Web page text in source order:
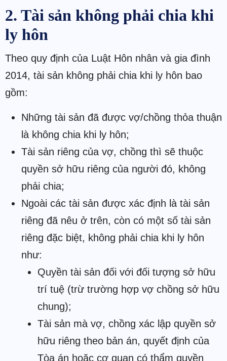
2. Tài sản không phải chia khi
ly hôn
Theo quy định của Luật Hôn nhân và gia đình
2014, tài sản không phải chia khi ly hôn bao
gồm:
Những tài sản đã được vợ/chồng thỏa thuận
là không chia khi ly hôn;
Tài sản riêng của vợ, chồng thì sẽ thuộc
quyền sở hữu riêng của người đó, không
phải chia;
Ngoài các tài sản được xác định là tài sản
riêng đã nêu ở trên, còn có một số tài sản
riêng đặc biệt, không phải chia khi ly hôn
như:
Quyền tài sản đối với đối tượng sở hữu
trí tuệ (trừ trường hợp vợ chồng sở hữu
chung);
Tài sản mà vợ, chồng xác lập quyền sở
hữu riêng theo bản án, quyết định của
Tòa án hoặc cơ quan có thẩm quyền